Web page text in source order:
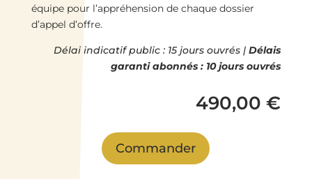
équipe pour l’appréhension de chaque dossier
d’appel d’offre.
Délai indicatif public : 15 jours ouvrés |Délais
garanti abonnés : 10 jours ouvrés
490,00€
Commander